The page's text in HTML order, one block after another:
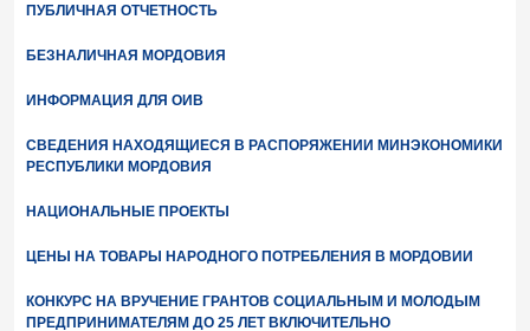
ПУБЛИЧНАЯ ОТЧЕТНОСТЬ
БЕЗНАЛИЧНАЯ МОРДОВИЯ
ИНФОРМАЦИЯ ДЛЯ ОИВ
СВЕДЕНИЯ НАХОДЯЩИЕСЯ В РАСПОРЯЖЕНИИ МИНЭКОНОМИКИ
РЕСПУБЛИКИ МОРДОВИЯ
НАЦИОНАЛЬНЫЕ ПРОЕКТЫ
ЦЕНЫ НА ТОВАРЫ НАРОДНОГО ПОТРЕБЛЕНИЯ В МОРДОВИИ
КОНКУРС НА ВРУЧЕНИЕ ГРАНТОВ СОЦИАЛЬНЫМ И МОЛОДЫМ
ПРЕДПРИНИМАТЕЛЯМ ДО 25 ЛЕТ ВКЛЮЧИТЕЛЬНО